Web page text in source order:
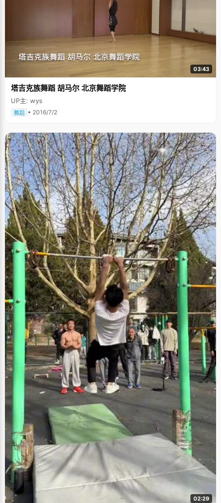
03:43
塔吉克族舞蹈 胡马尔 北京舞蹈学院
UP主: wys
舞蹈 • 2016/7/2
02:29